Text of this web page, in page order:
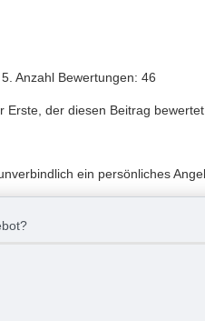
Anzahl Bewertungen: 46
Erste, der diesen Beitrag
ein persönliches